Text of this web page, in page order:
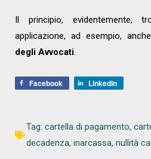
Il principio, evidentemente,
applicazione, ad esempio,
degli Avvocati.
Facebook LinkedIn
Tag: cartella di pagamento,
decadenza, inarcassa, nullità